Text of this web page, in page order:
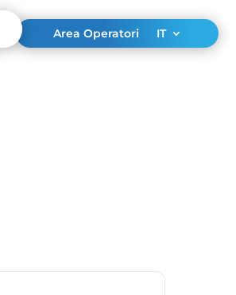
Area Operatori IT